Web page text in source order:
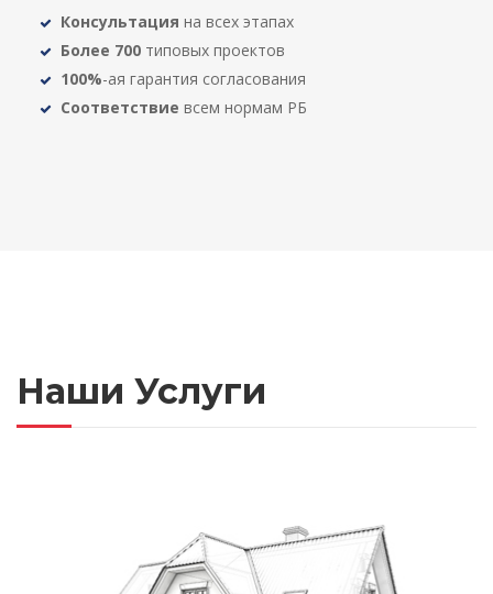
Консультация на всех этапах
Более 700 типовых проектов
100%-ая гарантия согласования
Соответствие всем нормам РБ
Наши Услуги